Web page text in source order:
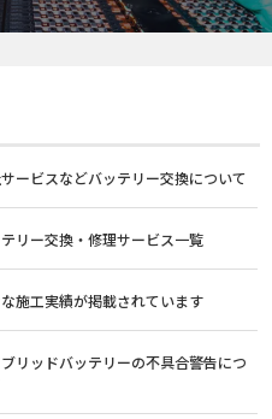
4861
休日：日祝・第1第3土曜）
ービスなどバッテリー交換について
リー交換・修理サービス一覧
施工実績が掲載されています
リッドバッテリーの不具合警告につ